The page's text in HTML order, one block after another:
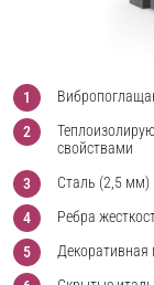
свойствами
Сталь (2,5 мм)
Ребра
Декоративная